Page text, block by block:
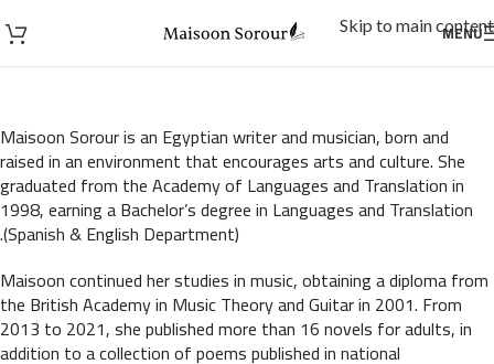
Skip to main content
MENU
Maisoon Sorour is an Egyptian writer and musician, born and
raised in an environment that encourages arts and culture. She
graduated from the Academy of Languages and Translation in
1998, earning a Bachelor’s degree in Languages and Translation
(Spanish & English Department).
Maisoon continued her studies in music, obtaining a diploma from
the British Academy in Music Theory and Guitar in 2001. From
2013 to 2021, she published more than 16 novels for adults, in
addition to a collection of poems published in national